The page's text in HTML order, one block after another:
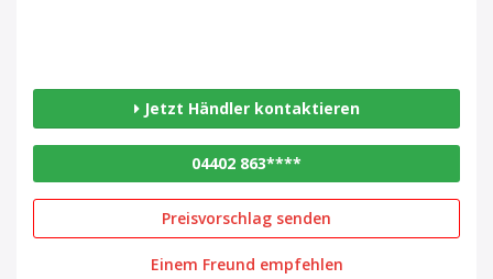
Jetzt Händler kontaktieren
04402 863****
Preisvorschlag senden
Einem Freund empfehlen